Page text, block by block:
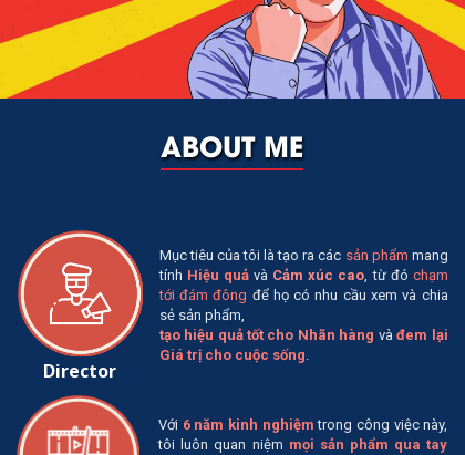
Với 6 năm kinh nghiệm trong công việc này,
tôi luôn quan niệm mọi sản phẩm qua tay
Mục tiêu của tôi là tạo ra các sản phẩm mang
tính Hiệu quảvà Cảm xúc cao , từ đó chạm
tới đám đông để họ có nhu cầu xem và chia
sẻ sản phẩm,
tạo hiệu quả tốt cho Nhãn hàng vàđem lại
Giá trị cho cuộc sống
Director
ABOUT ME